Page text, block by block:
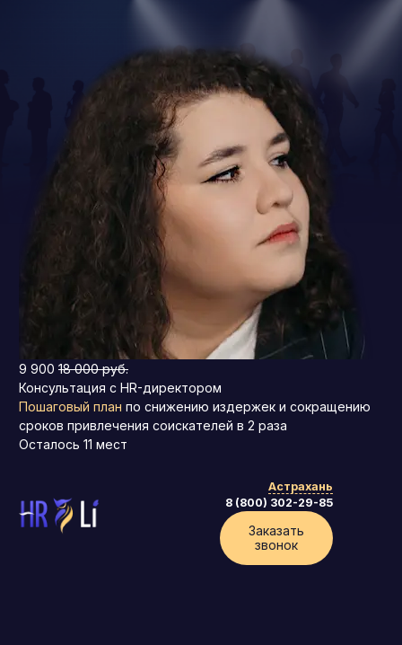
9 900 18 000 руб.
Консультация с HR-директором
Пошаговый план по снижению издержек и сокращению
сроков привлечения соискателей в 2 раза
Осталось 11 мест
Астрахань
8 (800) 302-29-85
Заказать
звонок